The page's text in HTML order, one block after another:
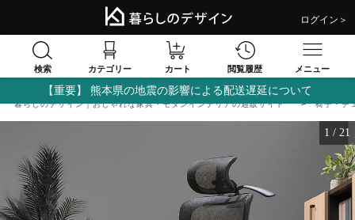
ログイン＞
検索 カテゴリー カート 閲覧履歴 メニュー
【重要】 熊本県の地震の影響による配送遅延について
暮らしのデザイン｜おしゃれな家具・モダンインテリアの通販サイト 椅子・チ
1 / 21